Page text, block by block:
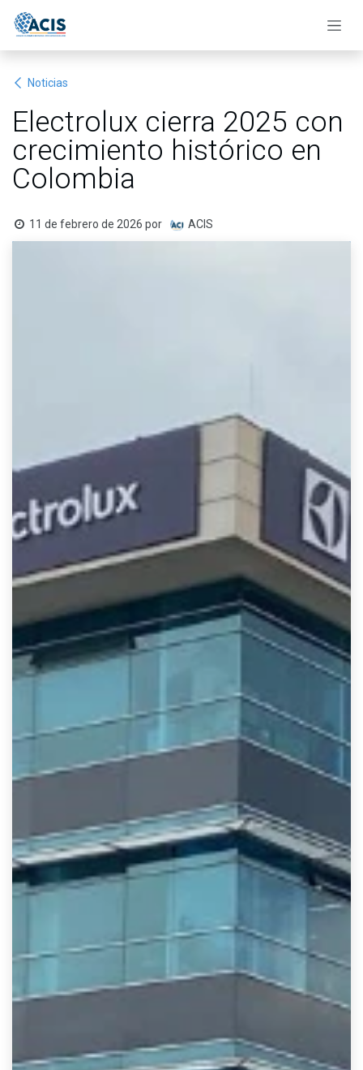
Noticias
Electrolux cierra 2025 con
crecimiento histórico en
Colombia
11 de febrero de 2026 por ACIS